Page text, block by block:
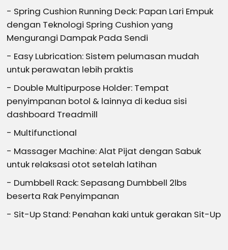
- Spring Cushion Running Deck: Papan Lari Empuk
dengan Teknologi Spring Cushion yang
Mengurangi Dampak Pada Sendi
- Easy Lubrication: Sistem pelumasan mudah
untuk perawatan lebih praktis
- Double Multipurpose Holder: Tempat
penyimpanan botol & lainnya di kedua sisi
dashboard Treadmill
- Multifunctional
- Massager Machine: Alat Pijat dengan Sabuk
untuk relaksasi otot setelah latihan
- Dumbbell Rack: Sepasang Dumbbell 2lbs
beserta Rak Penyimpanan
- Sit-Up Stand: Penahan kaki untuk gerakan Sit-Up